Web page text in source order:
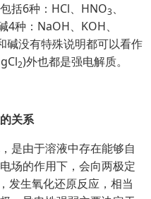
括6种：HCl、HNO3、
4种：NaOH、KOH、
碱没有特殊说明都可以看作
2)外也都是强电解质。
关系
是由于溶液中存在能够自
场的作用下，会向两极定
，发生氧化还原反应，相当